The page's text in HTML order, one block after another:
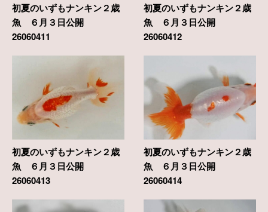
初夏のいずもナンキン２歳
魚 ６月３日公開
26060411
初夏のいずもナンキン２歳
魚 ６月３日公開
26060412
初夏のいずもナンキン２歳
魚 ６月３日公開
26060413
初夏のいずもナンキン２歳
魚 ６月３日公開
26060414